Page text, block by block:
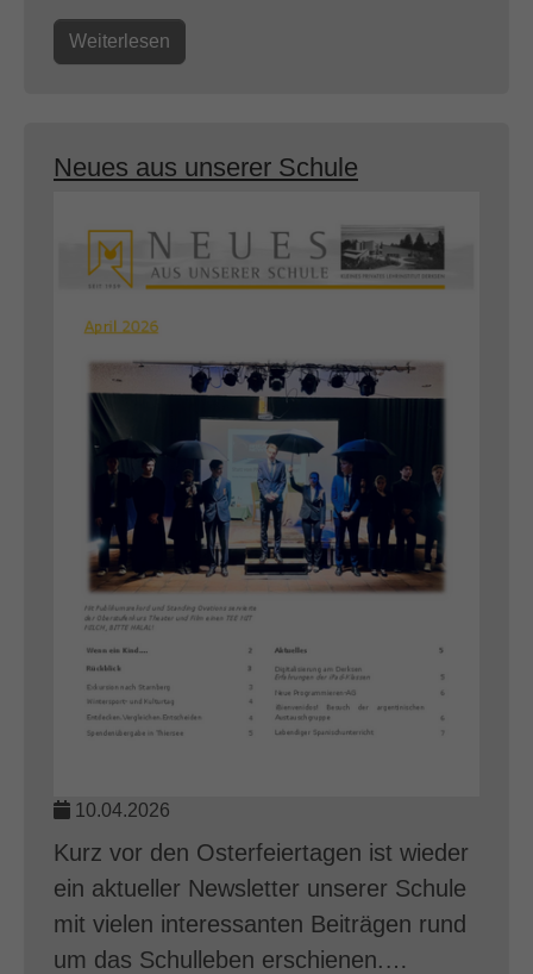
Weiterlesen
Neues aus unserer Schule
10.04.2026
Kurz vor den Osterfeiertagen ist wieder
ein aktueller Newsletter unserer Schule
mit vielen interessanten Beiträgen rund
um das Schulleben erschienen.…